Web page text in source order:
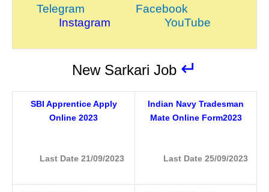
Telegram
Facebook
Instagram
YouTube
New Sarkari Job ↵
SBI Apprentice Apply
Online 2023
Last Date 21/09/2023
Indian Navy Tradesman
Mate Online Form2023
Last Date 25/09/2023